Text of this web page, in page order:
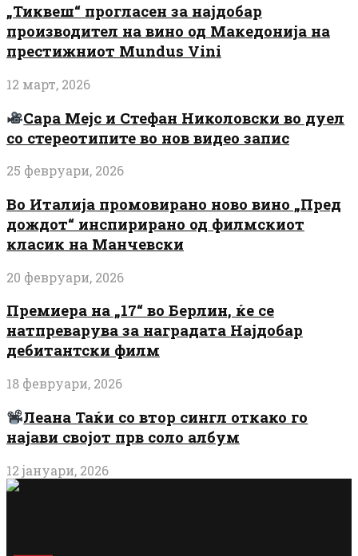
„Тиквеш“ прогласен за најдобар
производител на вино од Македонија на
престижниот Mundus Vini
12 март, 2026
Сара Мејс и Стефан Николовски во дуел
со стереотипите во нов видео запис
25 февруари, 2026
Во Италија промовирано ново вино „Пред
дождот“ инспирирано од филмскиот
класик на Манчевски
20 февруари, 2026
Премиера на „17“ во Берлин, ќе се
натпреварува за наградата Најдобар
дебитантски филм
18 февруари, 2026
Леана Таќи со втор сингл откако го
најави својот прв соло албум
12 јануари, 2026